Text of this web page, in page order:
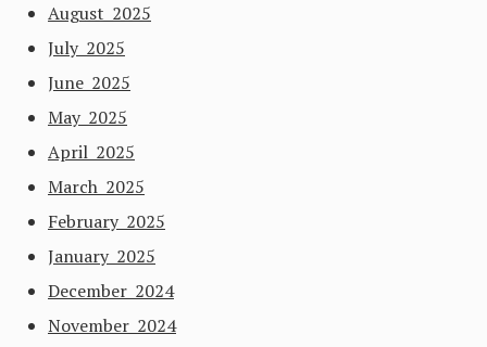
August 2025
July 2025
June 2025
May 2025
April 2025
March 2025
February 2025
January 2025
December 2024
November 2024